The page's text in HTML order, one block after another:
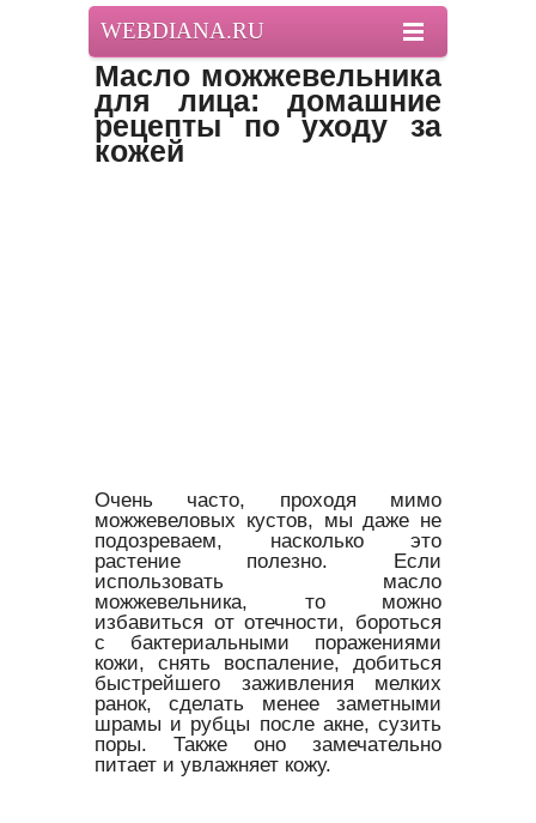
WEBDIANA.RU
Масло можжевельника
для лица: домашние
рецепты по уходу за
кожей
Очень часто, проходя мимо
можжевеловых кустов, мы даже не
подозреваем, насколько это
растение полезно. Если
использовать масло
можжевельника, то можно
избавиться от отечности, бороться
с бактериальными поражениями
кожи, снять воспаление, добиться
быстрейшего заживления мелких
ранок, сделать менее заметными
шрамы и рубцы после акне, сузить
поры. Также оно замечательно
питает и увлажняет кожу.